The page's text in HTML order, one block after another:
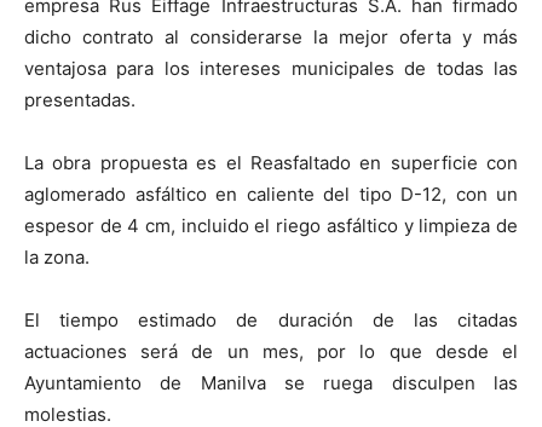
empresa Rus Eiffage Infraestructuras S.A. han firmado
dicho contrato al considerarse la mejor oferta y más
ventajosa para los intereses municipales de todas las
presentadas.
La obra propuesta es el Reasfaltado en superficie con
aglomerado asfáltico en caliente del tipo D-12, con un
espesor de 4 cm, incluido el riego asfáltico y limpieza de
la zona.
El tiempo estimado de duración de las citadas
actuaciones será de un mes, por lo que desde el
Ayuntamiento de Manilva se ruega disculpen las
molestias.